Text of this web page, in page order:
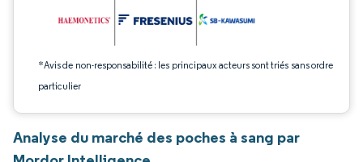
*Avis de non-responsabilité : les principaux acteurs sont triés sans ordre
particulier
Analyse du marché des poches à sang par